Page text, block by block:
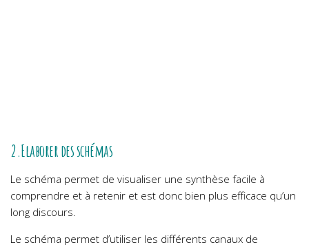
2.Elaborer des schémas
Le schéma permet de visualiser une synthèse facile à
comprendre et à retenir et est donc bien plus efficace qu’un
long discours.
Le schéma permet d’utiliser les différents canaux de